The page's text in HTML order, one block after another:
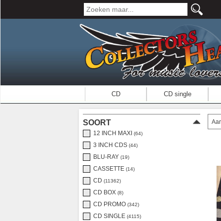
CD CD single
SOORT
12 INCH MAXI (64)
3 INCH CDS (44)
BLU-RAY (19)
CASSETTE (14)
CD (11362)
CD BOX (8)
CD PROMO (342)
CD SINGLE (4115)